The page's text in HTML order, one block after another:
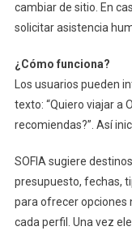
cambiar de sitio. En
solicitar asistencia
¿Cómo funciona?
Los usuarios pueden
texto: “Quiero viajar a
recomiendas?”. Así
SOFIA sugiere
presupuesto, fechas,
para ofrecer opciones
cada perfil. Una vez